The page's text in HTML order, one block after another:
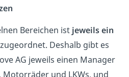
Bereichen ist jeweils ein
Deshalb gibt es
AG jeweils einen Manager
Motorräder und LKWs, und